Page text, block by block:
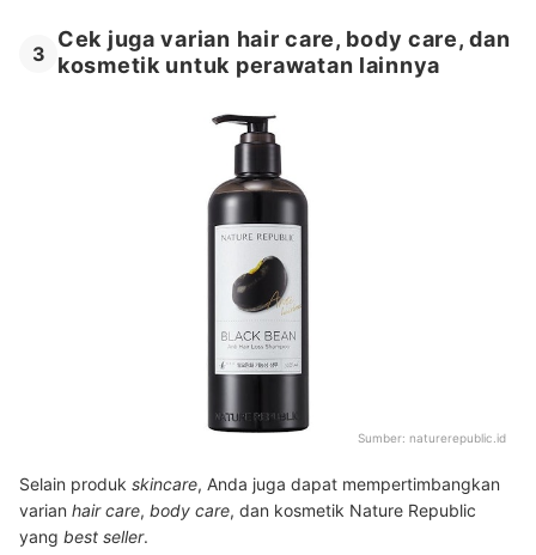
3
Cek juga varian hair care, body care, dan
kosmetik untuk perawatan lainnya
Sumber: naturerepublic.id
Selain produk skincare, Anda juga dapat mempertimbangkan
varian hair care, body care, dan kosmetik Nature Republic
yang best seller.